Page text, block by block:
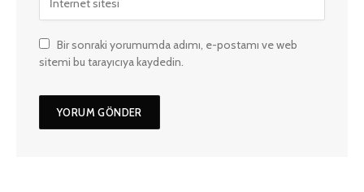
Bir sonraki yorumumda adımı, e-postamı ve web
sitemi bu tarayıcıya kaydedin.